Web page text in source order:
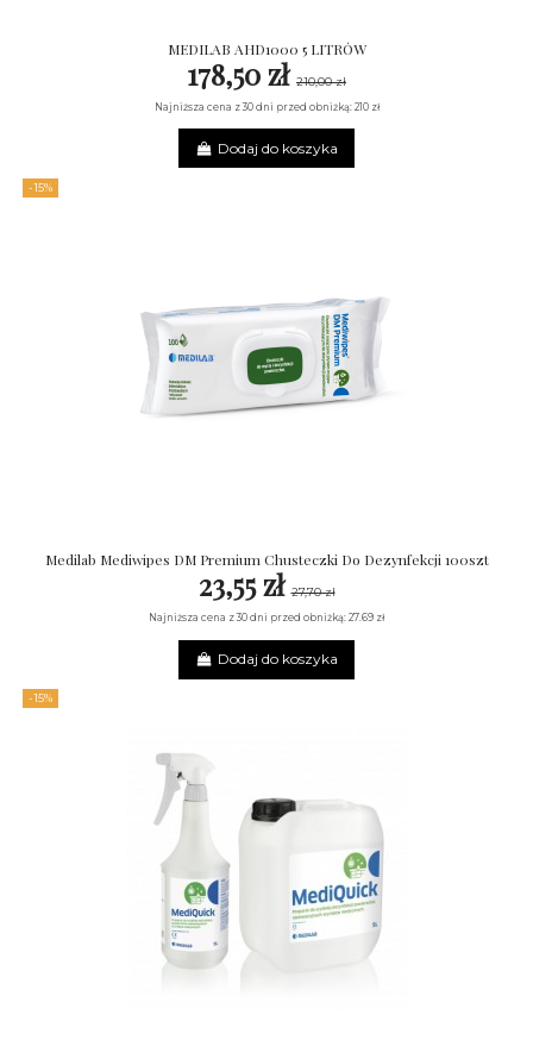
MEDILAB AHD1000 5 LITRÓW
178,50 zł 210,00 zł
Najniższa cena z 30 dni przed obniżką: 210 zł
Dodaj do koszyka
-15%
Medilab Mediwipes DM Premium Chusteczki Do Dezynfekcji 100szt
23,55 zł27,70 zł
Najniższa cena z 30 dni przed obniżką: 27.69 zł
Dodaj do koszyka
-15%